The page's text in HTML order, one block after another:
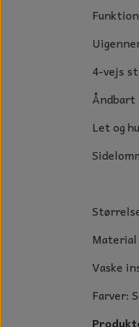
4-vejs
Åndbart
Let og
Material
Vaske
Farver: